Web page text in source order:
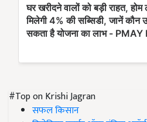
#Top on Krishi Jagran
सफल किसान